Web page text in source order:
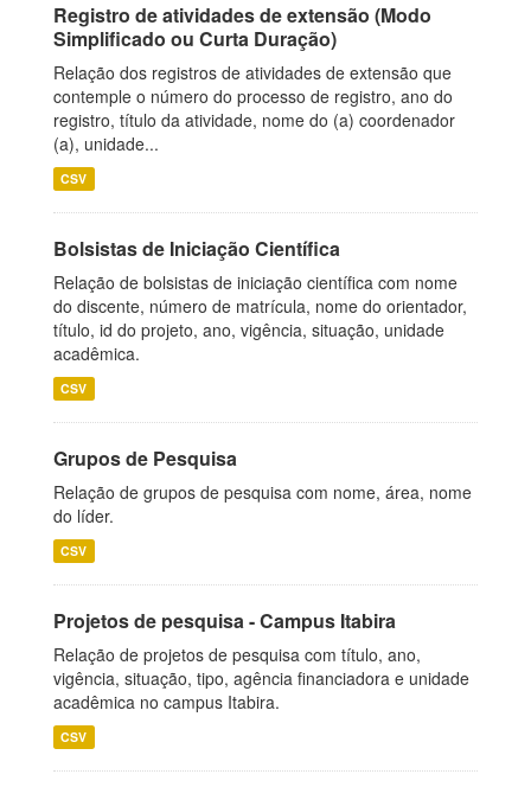
Registro de atividades de extensão (Modo
Simplificado ou Curta Duração)
Relação dos registros de atividades de extensão que
contemple o número do processo de registro, ano do
registro, título da atividade, nome do (a) coordenador
(a), unidade...
CSV
Bolsistas de Iniciação Científica
Relação de bolsistas de iniciação científica com nome
do discente, número de matrícula, nome do orientador,
título, id do projeto, ano, vigência, situação, unidade
acadêmica.
CSV
Grupos de Pesquisa
Relação de grupos de pesquisa com nome, área, nome
do líder.
CSV
Projetos de pesquisa - Campus Itabira
Relação de projetos de pesquisa com título, ano,
vigência, situação, tipo, agência financiadora e unidade
acadêmica no campus Itabira.
CSV